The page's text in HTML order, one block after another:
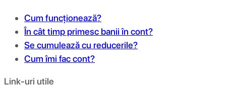
Cum funcționează?
În cât timp primesc banii în cont?
Se cumulează cu reducerile?
Cum îmi fac cont?
Link-uri utile